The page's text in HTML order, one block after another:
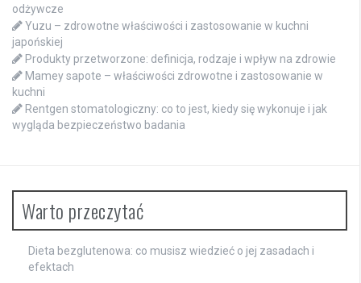
odżywcze
Yuzu – zdrowotne właściwości i zastosowanie w kuchni
japońskiej
Produkty przetworzone: definicja, rodzaje i wpływ na zdrowie
Mamey sapote – właściwości zdrowotne i zastosowanie w
kuchni
Rentgen stomatologiczny: co to jest, kiedy się wykonuje i jak
wygląda bezpieczeństwo badania
Warto przeczytać
Dieta bezglutenowa: co musisz wiedzieć o jej zasadach i
efektach